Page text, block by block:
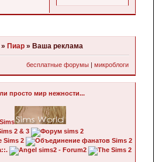
» Пиар » Ваша реклама
бесплатные форумы |микроблоги